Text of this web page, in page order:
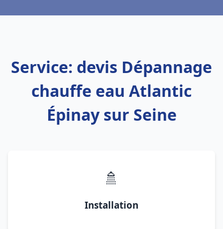
Service: devis Dépannage
chauffe eau Atlantic
Épinay sur Seine
🚿
Installation